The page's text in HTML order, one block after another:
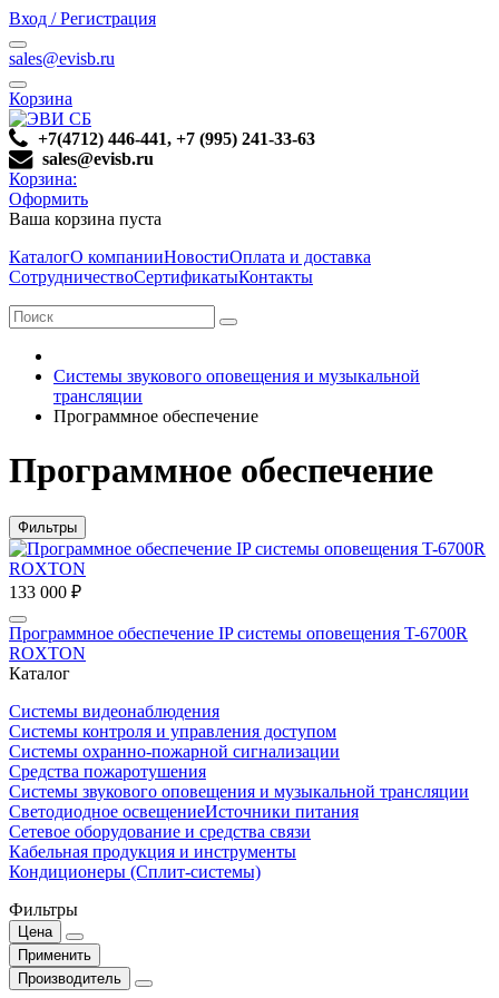
Вход / Регистрация
sales@evisb.ru
Корзина
+7(4712) 446-441, +7 (995) 241-33-63
sales@evisb.ru
Корзина:
Оформить
Ваша корзина пуста
КаталогО компанииНовостиОплата и доставка
СотрудничествоСертификатыКонтакты
Системы звукового оповещения и музыкальной
трансляции
Программное обеспечение
Программное обеспечение
Фильтры
133 000 ₽
Программное обеспечение IP системы оповещения T-6700R
ROXTON
Каталог
Системы видеонаблюдения
Системы контроля и управления доступом
Системы охранно-пожарной сигнализации
Средства пожаротушения
Системы звукового оповещения и музыкальной трансляции
Светодиодное освещениеИсточники питания
Сетевое оборудование и средства связи
Кабельная продукция и инструменты
Кондиционеры (Сплит-системы)
Фильтры
Цена
Применить
Производитель